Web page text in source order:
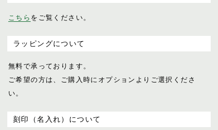
こちら をご覧ください。
ラッピングについて
無料で承っております。
ご希望の方は、ご購入時にオプションより ご選択くださ
い。
刻印（名入れ）について